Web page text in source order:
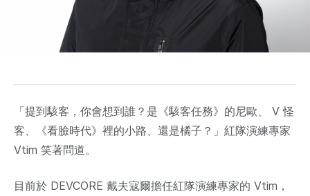
「提到駭客，你會想到誰？是《駭客任務》的尼歐、 V 怪
客、《看臉時代》裡的小路、還是橘子？」紅隊演練專家
Vtim 笑著問道。
目前於 DEVCORE 戴夫寇爾擔任紅隊演練專家的 Vtim，